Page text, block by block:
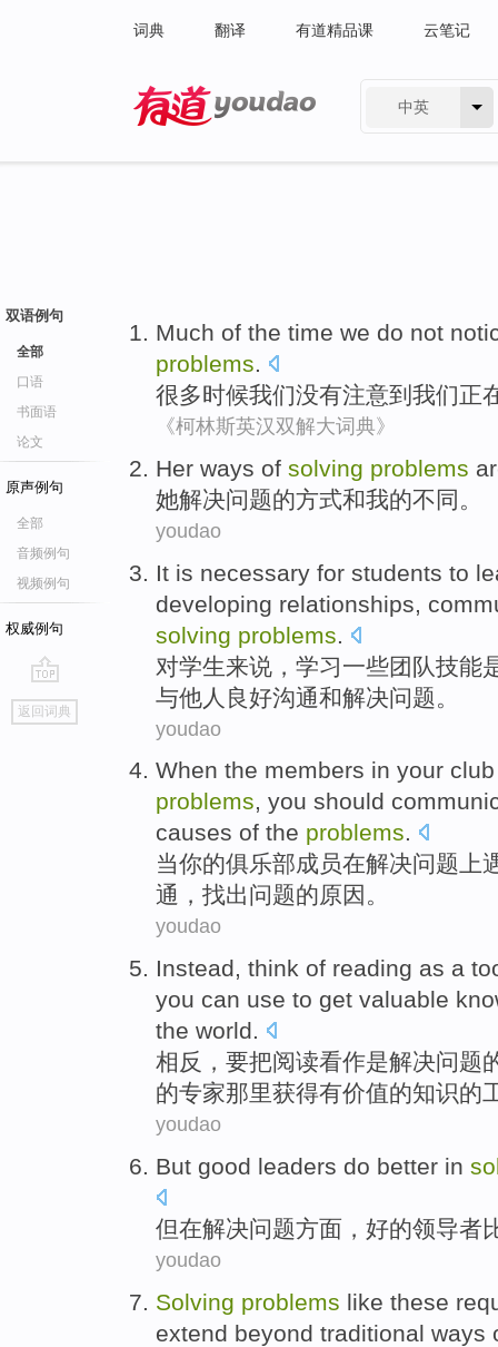
词典 翻译 有道精品课 云笔记
中英
双语例句
全部
口语
书面语
论文
原声例句
全部
音频例句
视频例句
权威例句
go
top
返回词典
Much of the time we do not
problems.
很多时候我们没有注意到我们正
《柯林斯英汉双解大词典》
Her ways of solving problems
她解决问题的方式和我的不同。
youdao
It is necessary for students to
developing relationships,
solving problems
对学生来说，学习一些团队技能
与他人良好沟通和解决问题。
youdao
When the members in your
problems, you should
causes of the problems.
当你的俱乐部成员在解决问题上
通，找出问题的原因。
youdao
Instead, think of reading as a
you can use to get valuable
the world.
相 反，要把阅读看作是解决问题
的专家那里获得有价值的知识的
youdao
But good leaders do better in
但在解决问题方面 ， 好的领导者
youdao
Solving problems like these
extend beyond traditional ways